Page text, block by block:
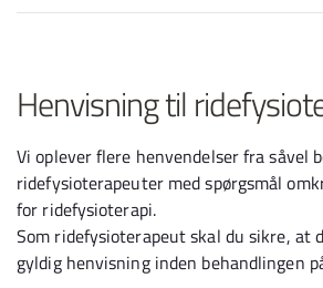
Henvisning til
Vi oplever flere henvendelser fra såvel
ridefysioterapeuter med spørgsmål
for ridefysioterapi.
Som ridefysioterapeut skal du sikre, at
gyldig henvisning inden behandlingen